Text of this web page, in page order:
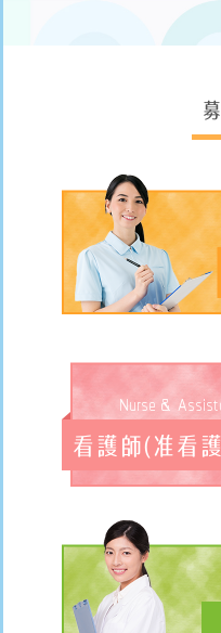
Nurse &
看護師(准看